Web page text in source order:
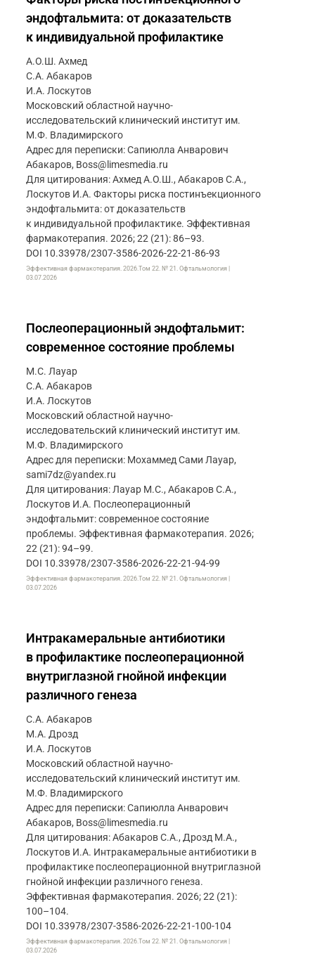
эндофтальмита: от доказательств
к индивидуальной профилактике
А.О.Ш. Ахмед
С.А. Абакаров
И.А. Лоскутов
Московский областной научно-
исследовательский клинический институт им.
М.Ф. Владимирского
Адрес для переписки: Сапиюлла Анварович
Абакаров, Boss@limesmedia.ru
Для цитирования: Ахмед А.О.Ш., Абакаров С.А.,
Лоскутов И.А. Факторы риска постинъекционного
эндофтальмита: от доказательств
к индивидуальной профилактике. Эффективная
фармакотерапия. 2026; 22 (21): 86–93.
DOI 10.33978/2307-3586-2026-22-21-86-93
Эффективная фармакотерапия. 2026.Том 22. № 21. Офтальмология |
03.07.2026
Послеоперационный эндофтальмит:
современное состояние проблемы
М.С. Лауар
С.А. Абакаров
И.А. Лоскутов
Московский областной научно-
исследовательский клинический институт им.
М.Ф. Владимирского
Адрес для переписки: Мохаммед Сами Лауар,
sami7dz@yandex.ru
Для цитирования: Лауар М.С., Абакаров С.А.,
Лоскутов И.А. Послеоперационный
эндофтальмит: современное состояние
проблемы. Эффективная фармакотерапия. 2026;
22 (21): 94–99.
DOI 10.33978/2307-3586-2026-22-21-94-99
Эффективная фармакотерапия. 2026.Том 22. № 21. Офтальмология |
03.07.2026
Интракамеральные антибиотики
в профилактике послеоперационной
внутриглазной гнойной инфекции
различного генеза
С.А. Абакаров
М.А. Дрозд
И.А. Лоскутов
Московский областной научно-
исследовательский клинический институт им.
М.Ф. Владимирского
Адрес для переписки: Сапиюлла Анварович
Абакаров, Boss@limesmedia.ru
Для цитирования: Абакаров С.А., Дрозд М.А.,
Лоскутов И.А. Интракамеральные антибиотики в
профилактике послеоперационной внутриглазной
гнойной инфекции различного генеза.
Эффективная фармакотерапия. 2026; 22 (21):
100–104.
DOI 10.33978/2307-3586-2026-22-21-100-104
Эффективная фармакотерапия. 2026.Том 22. № 21. Офтальмология |
03.07.2026